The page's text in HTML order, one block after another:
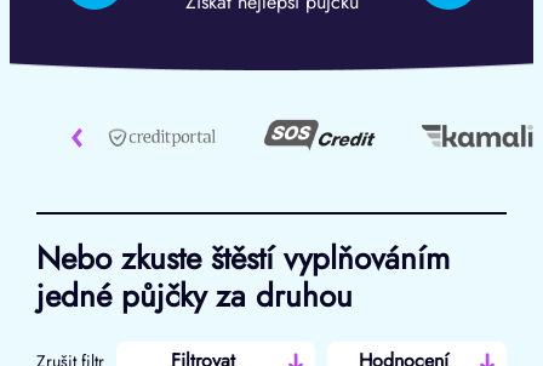
‹
Nebo zkuste štěstí vyplňováním
jedné půjčky za druhou
Zrušit filtr